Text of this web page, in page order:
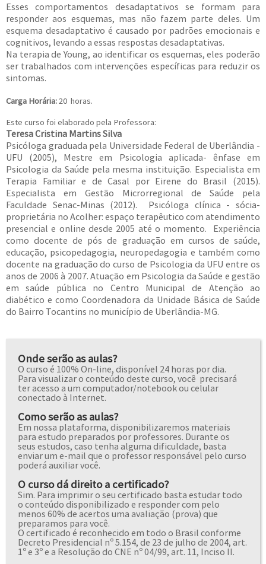
Esses comportamentos desadaptativos se formam para
responder aos esquemas, mas não fazem parte deles. Um
esquema desadaptativo é causado por padrões emocionais e
cognitivos, levando a essas respostas desadaptativas.
Na terapia de Young, ao identificar os esquemas, eles poderão
ser trabalhados com intervenções específicas para reduzir os
sintomas.
Carga Horária:20 horas.
Este curso foi elaborado pela Professora:
Teresa Cristina Martins Silva
Psicóloga graduada pela Universidade Federal de Uberlândia -
UFU (2005), Mestre em Psicologia aplicada- ênfase em
Psicologia da Saúde pela mesma instituição. Especialista em
Terapia Familiar e de Casal por Eirene do Brasil (2015).
Especialista em Gestão Microrregional de Saúde pela
Faculdade Senac-Minas (2012). Psicóloga clínica - sócia-
proprietária no Acolher: espaço terapêutico com atendimento
presencial e online desde 2005 até o momento. Experiência
como docente de pós de graduação em cursos de saúde,
educação, psicopedagogia, neuropedagogia e também como
docente na graduação do curso de Psicologia da UFU entre os
anos de 2006 à 2007. Atuação em Psicologia da Saúde e gestão
em saúde pública no Centro Municipal de Atenção ao
diabético e como Coordenadora da Unidade Básica de Saúde
do Bairro Tocantins no município de Uberlândia-MG.
Onde serão as aulas?
O curso é 100% On-line, disponível 24 horas por dia.
Para visualizar o conteúdo deste curso, você precisará
ter acesso a um computador/notebook ou celular
conectado à Internet.
Como serão as aulas?
Em nossa plataforma, disponibilizaremos materiais
para estudo preparados por professores. Durante os
seus estudos, caso tenha alguma dificuldade, basta
enviar um e-mail que o professor responsável pelo curso
poderá auxiliar você.
O curso dá direito a certificado?
Sim. Para imprimir o seu certificado basta estudar todo
o conteúdo disponibilizado e responder com pelo
menos 60% de acertos uma avaliação (prova) que
preparamos para você.
O certificado é reconhecido em todo o Brasil conforme
Decreto Presidencial nº 5.154, de 23 de julho de 2004, art.
1º e 3º e a Resolução do CNE nº 04/99, art. 11, Inciso II.